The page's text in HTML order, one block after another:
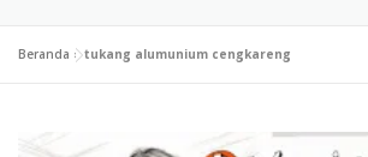
Beranda »tukang alumunium cengkareng